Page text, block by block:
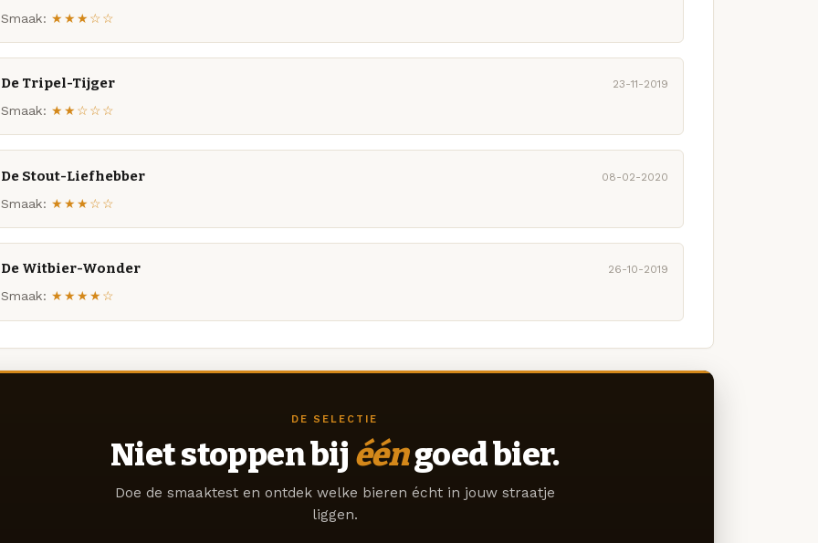
Smaak: ★★★☆☆
De Tripel-Tijger 23-11-2019
Smaak: ★★☆☆☆
De Stout-Liefhebber 08-02-2020
Smaak: ★★★☆☆
De Witbier-Wonder 26-10-2019
Smaak: ★★★★☆
DE SELECTIE
Niet stoppen bij ééngoed bier.
Doe de smaaktest en ontdek welke bieren écht in jouw straatje
liggen.